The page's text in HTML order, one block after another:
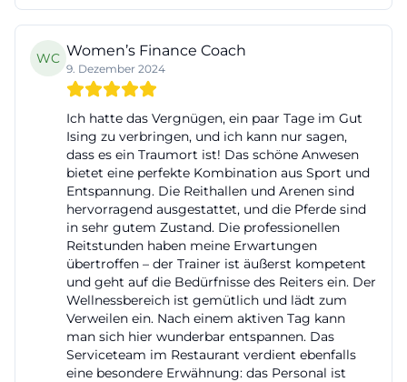
ising.de](https://www.gut-ising.de/en/the-
Die Leistungen der Zimmer sind eng mit dem
Gesamtangebot verknüpft. In mehreren
Kategorien sind Frühstück, Spa-Nutzung, Minibar-
Getränke, WLAN und kostenlose Außenparkplätze
enthalten. Das Spa Loft hebt sich besonders ab: Es
ist lichtdurchflutet, besitzt eine private Spa-
Anbindung, Whirlpool oder Jacuzzi, elektrische
Kaminlösung, Regendusche, Infrarotkabine und
Bergblick. Genau solche Details sprechen Nutzer
an, die nach fotos, preisen und angebote suchen
und nicht nur eine Zahl, sondern ein Erlebnis
erwarten. Zusätzlich bewirbt das Haus saisonale
Packages wie Wellness-, Riding- oder Intermezzo-
WC Women’s Finance Coach
9. Dezember 2024
Ich hatte das Vergnügen, ein paar Tage im Gut
Ising zu verbringen, und ich kann nur sagen,
dass es ein Traumort ist! Das schöne Anwesen
bietet eine perfekte Kombination aus Sport und
Entspannung. Die Reithallen und Arenen sind
hervorragend ausgestattet, und die Pferde sind
in sehr gutem Zustand. Die professionellen
Reitstunden haben meine Erwartungen
übertroffen – der Trainer ist äußerst kompetent
und geht auf die Bedürfnisse des Reiters ein. Der
Wellnessbereich ist gemütlich und lädt zum
Verweilen ein. Nach einem aktiven Tag kann
man sich hier wunderbar entspannen. Das
Serviceteam im Restaurant verdient ebenfalls
eine besondere Erwähnung: das Personal ist